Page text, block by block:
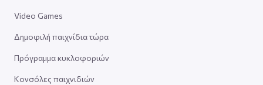
Video Games
Δημοφιλή παιχνίδια τώρα
Πρόγραμμα κυκλοφοριών
Κονσόλες παιχνιδιών